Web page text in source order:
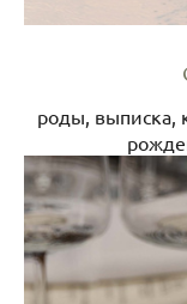
роды, выписка,